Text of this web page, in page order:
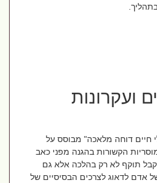
ועקרונות
דוחה מלאכה" מבוסס על
הקשורות בהגנה מפני כאב
תוקף לא רק בהלכה אלא גם
לדאוג לצרכים הבסיסיים של